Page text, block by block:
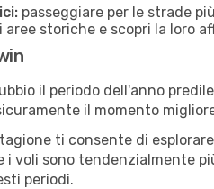
passeggiare per le strade
aree storiche e scopri la loro
il periodo dell'anno
il momento
ti consente di
i voli sono tendenzialmente
periodi.